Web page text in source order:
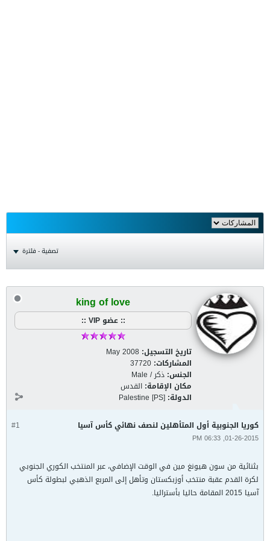
تصفية - فلترة
king of love
:: عضو VIP ::
تاريخ التسجيل: May 2008
المشاركات: 37720
الجنس: ذكر / Male
مكان الإقامة: القدس
الدولة: Palestine [PS]
#1 كوريا الجنوبية أول المتأهلين لنصف نهائي كأس آسيا
01-26-2015, 06:33 PM
بثنائية من سون هيونغ مين في الوقت الإضافي، عبر المنتخب الكوري الجنوبي
لكرة القدم عقبة منتخب أوزبكستان وتأهل إلى المربع الذهبي لبطولة كأس
آسيا 2015 المقامة حاليا بأستراليا.